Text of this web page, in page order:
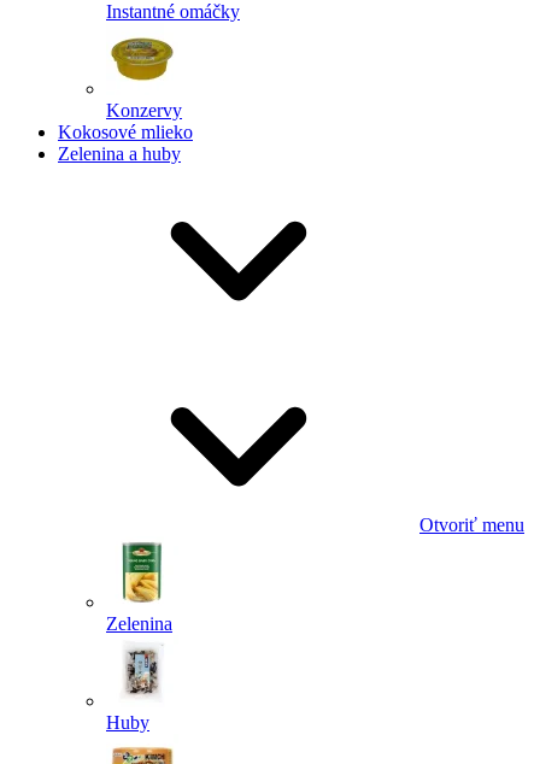
Instantné omáčky
Konzervy
Kokosové mlieko
Zelenina a huby
Otvoriť menu
Zelenina
Huby